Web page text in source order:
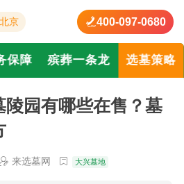
北京 400-097-0680
保障 殡葬一条龙 选墓策略
陵园有哪些在售？墓
来选墓网 大兴墓地